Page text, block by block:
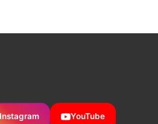
YouTube